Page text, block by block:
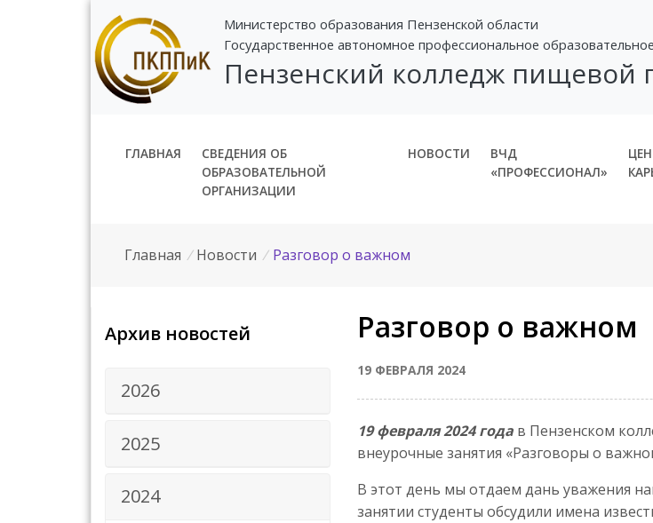
Министерство образования Пензенской области
Государственное автономное профессиональное
Пензенский колледж
ГЛАВНАЯ
СВЕДЕНИЯ ОБ
ОБРАЗОВАТЕЛЬНОЙ
ОРГАНИЗАЦИИ
НОВОСТИ
ВЧД
«ПРОФЕССИОНАЛ»
Главная / Новости / Разговор о важном
Архив новостей
2026
2025
2024
Разговор о важном
19 ФЕВРАЛЯ 2024
19 февраля 2024 года в Пензенском
внеурочные занятия «Разговоры о
В этот день мы отдаем дань уважения
занятии студенты обсудили имена